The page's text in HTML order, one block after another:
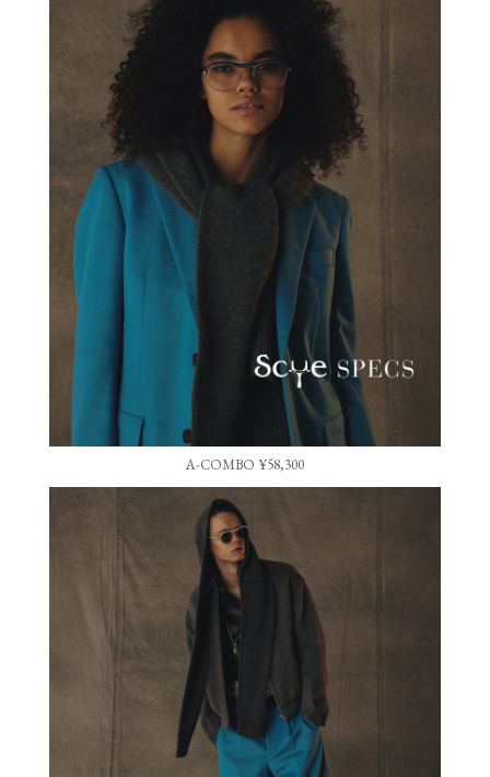
A-COMBO ¥58,300